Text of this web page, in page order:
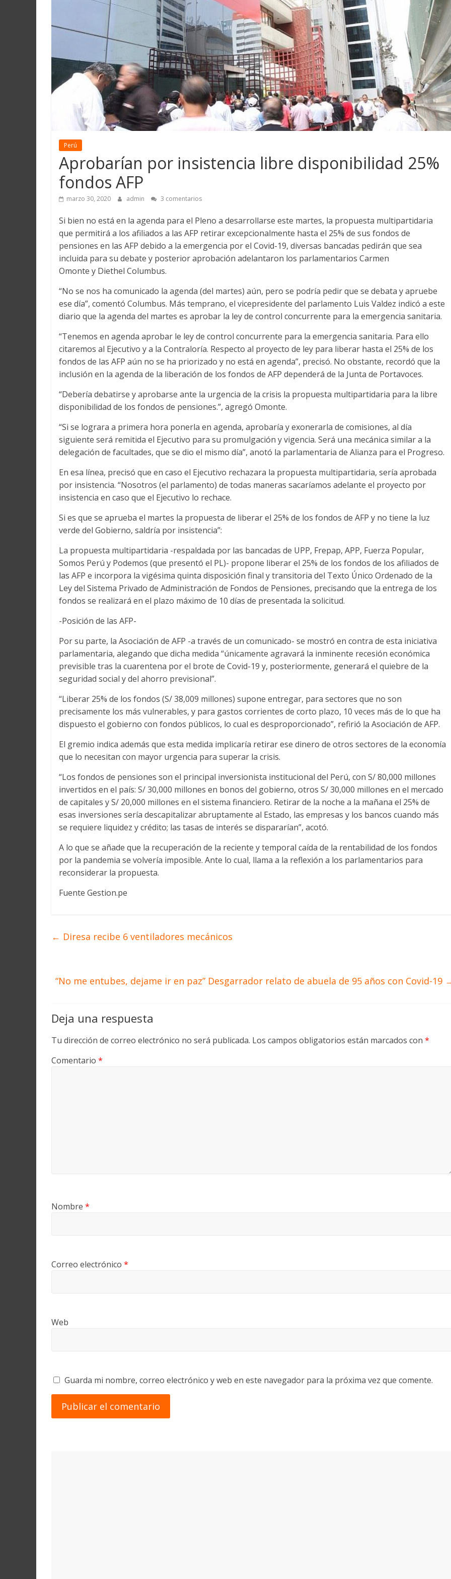
Loreto
Perú
Aprobarían por insistencia libre disponibilidad 25%
fondos AFP
marzo 30, 2020 admin 3 comentarios
Si bien no está en la agenda para el Pleno a desarrollarse este martes, la propuesta multipartidaria
que permitirá a los afiliados a las AFP retirar excepcionalmente hasta el 25% de sus fondos de
pensiones en las AFP debido a la emergencia por el Covid-19, diversas bancadas pedirán que sea
incluida para su debate y posterior aprobación adelantaron los parlamentarios Carmen
Omonte y Diethel Columbus.
“No se nos ha comunicado la agenda (del martes) aún, pero se podría pedir que se debata y apruebe
ese día”, comentó Columbus. Más temprano, el vicepresidente del parlamento Luis Valdez indicó a este
diario que la agenda del martes es aprobar la ley de control concurrente para la emergencia sanitaria.
“Tenemos en agenda aprobar le ley de control concurrente para la emergencia sanitaria. Para ello
citaremos al Ejecutivo y a la Contraloría. Respecto al proyecto de ley para liberar hasta el 25% de los
fondos de las AFP aún no se ha priorizado y no está en agenda”, precisó. No obstante, recordó que la
inclusión en la agenda de la liberación de los fondos de AFP dependerá de la Junta de Portavoces.
“Debería debatirse y aprobarse ante la urgencia de la crisis la propuesta multipartidaria para la libre
disponibilidad de los fondos de pensiones.”, agregó Omonte.
“Si se lograra a primera hora ponerla en agenda, aprobaría y exonerarla de comisiones, al día
siguiente será remitida el Ejecutivo para su promulgación y vigencia. Será una mecánica similar a la
delegación de facultades, que se dio el mismo día”, anotó la parlamentaria de Alianza para el Progreso.
En esa línea, precisó que en caso el Ejecutivo rechazara la propuesta multipartidaria, sería aprobada
por insistencia. “Nosotros (el parlamento) de todas maneras sacaríamos adelante el proyecto por
insistencia en caso que el Ejecutivo lo rechace.
Si es que se aprueba el martes la propuesta de liberar el 25% de los fondos de AFP y no tiene la luz
verde del Gobierno, saldría por insistencia”:
La propuesta multipartidaria -respaldada por las bancadas de UPP, Frepap, APP, Fuerza Popular,
Somos Perú y Podemos (que presentó el PL)- propone liberar el 25% de los fondos de los afiliados de
las AFP e incorpora la vigésima quinta disposición final y transitoria del Texto Único Ordenado de la
Ley del Sistema Privado de Administración de Fondos de Pensiones, precisando que la entrega de los
fondos se realizará en el plazo máximo de 10 días de presentada la solicitud.
-Posición de las AFP-
Por su parte, la Asociación de AFP -a través de un comunicado- se mostró en contra de esta iniciativa
parlamentaria, alegando que dicha medida “únicamente agravará la inminente recesión económica
previsible tras la cuarentena por el brote de Covid-19 y, posteriormente, generará el quiebre de la
seguridad social y del ahorro previsional”.
“Liberar 25% de los fondos (S/ 38,009 millones) supone entregar, para sectores que no son
precisamente los más vulnerables, y para gastos corrientes de corto plazo, 10 veces más de lo que ha
dispuesto el gobierno con fondos públicos, lo cual es desproporcionado”, refirió la Asociación de AFP.
El gremio indica además que esta medida implicaría retirar ese dinero de otros sectores de la economía
que lo necesitan con mayor urgencia para superar la crisis.
“Los fondos de pensiones son el principal inversionista institucional del Perú, con S/ 80,000 millones
invertidos en el país: S/ 30,000 millones en bonos del gobierno, otros S/ 30,000 millones en el mercado
de capitales y S/ 20,000 millones en el sistema financiero. Retirar de la noche a la mañana el 25% de
esas inversiones sería descapitalizar abruptamente al Estado, las empresas y los bancos cuando más
se requiere liquidez y crédito; las tasas de interés se dispararían”, acotó.
A lo que se añade que la recuperación de la reciente y temporal caída de la rentabilidad de los fondos
por la pandemia se volvería imposible. Ante lo cual, llama a la reflexión a los parlamentarios para
reconsiderar la propuesta.
Fuente Gestion.pe
← Diresa recibe 6 ventiladores mecánicos
“No me entubes, dejame ir en paz” Desgarrador relato de abuela de 95 años con Covid-19
Deja una respuesta
Tu dirección de correo electrónico no será publicada. Los campos obligatorios están marcados con *
Comentario *
Nombre *
Correo electrónico *
Web
Guarda mi nombre, correo electrónico y web en este navegador para la próxima vez que comente.